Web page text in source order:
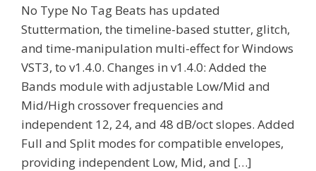
No Type No Tag Beats has updated
Stuttermation, the timeline-based stutter, glitch,
and time-manipulation multi-effect for Windows
VST3, to v1.4.0. Changes in v1.4.0: Added the
Bands module with adjustable Low/Mid and
Mid/High crossover frequencies and
independent 12, 24, and 48 dB/oct slopes. Added
Full and Split modes for compatible envelopes,
providing independent Low, Mid, and […]